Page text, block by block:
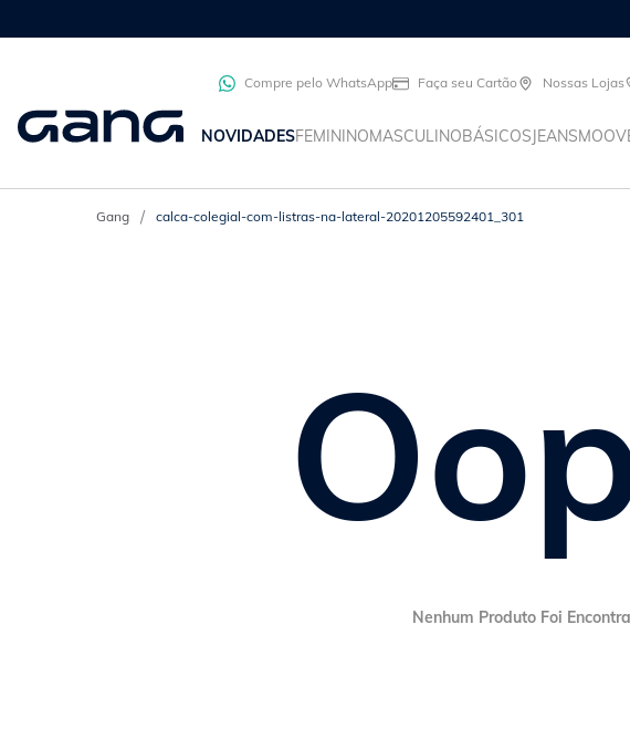
Compre pelo WhatsApp Faça seu Cartão Nossas Lojas
NOVIDADESFEMININOMASCULINOBÁSICOSJEANS
calca-colegial-com-listras-na-lateral-20201205592401_301